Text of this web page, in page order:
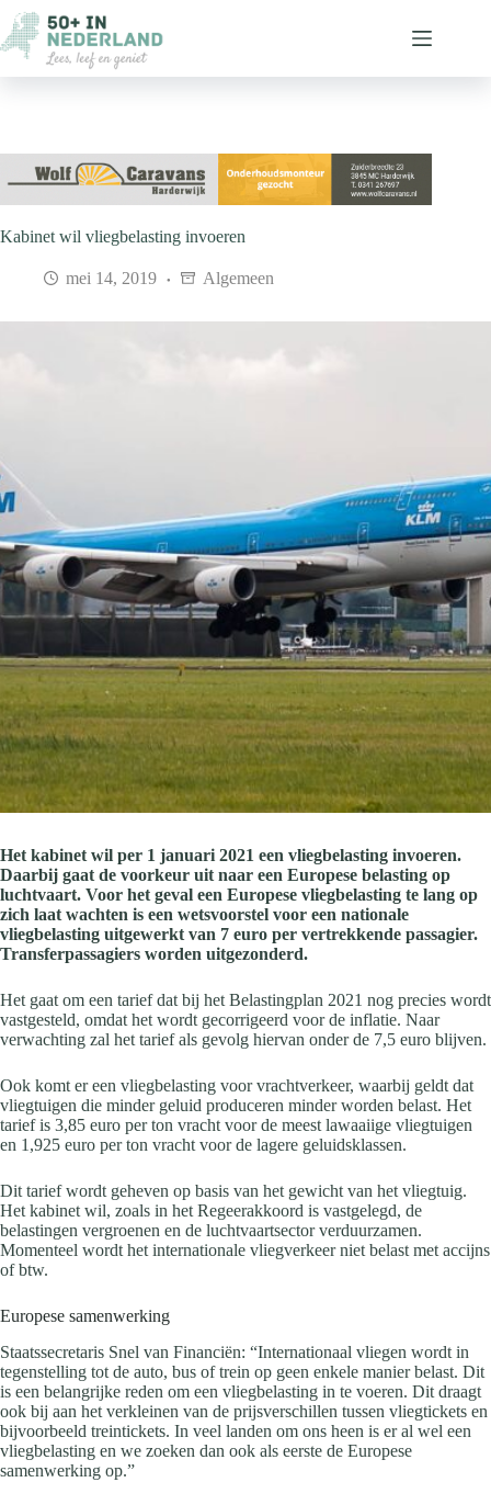
naar
de
inhoud
Kabinet wil vliegbelasting invoeren
mei 14, 2019 Algemeen
Het kabinet wil per 1 januari 2021 een vliegbelasting invoeren.
Daarbij gaat de voorkeur uit naar een Europese belasting op
luchtvaart. Voor het geval een Europese vliegbelasting te lang op
zich laat wachten is een wetsvoorstel voor een nationale
vliegbelasting uitgewerkt van 7 euro per vertrekkende passagier.
Transferpassagiers worden uitgezonderd.
Het gaat om een tarief dat bij het Belastingplan 2021 nog precies wordt
vastgesteld, omdat het wordt gecorrigeerd voor de inflatie. Naar
verwachting zal het tarief als gevolg hiervan onder de 7,5 euro blijven.
Ook komt er een vliegbelasting voor vrachtverkeer, waarbij geldt dat
vliegtuigen die minder geluid produceren minder worden belast. Het
tarief is 3,85 euro per ton vracht voor de meest lawaaiige vliegtuigen
en 1,925 euro per ton vracht voor de lagere geluidsklassen.
Dit tarief wordt geheven op basis van het gewicht van het vliegtuig.
Het kabinet wil, zoals in het Regeerakkoord is vastgelegd, de
belastingen vergroenen en de luchtvaartsector verduurzamen.
Momenteel wordt het internationale vliegverkeer niet belast met accijns
of btw.
Europese samenwerking
Staatssecretaris Snel van Financiën: “Internationaal vliegen wordt in
tegenstelling tot de auto, bus of trein op geen enkele manier belast. Dit
is een belangrijke reden om een vliegbelasting in te voeren. Dit draagt
ook bij aan het verkleinen van de prijsverschillen tussen vliegtickets en
bijvoorbeeld treintickets. In veel landen om ons heen is er al wel een
vliegbelasting en we zoeken dan ook als eerste de Europese
samenwerking op.”